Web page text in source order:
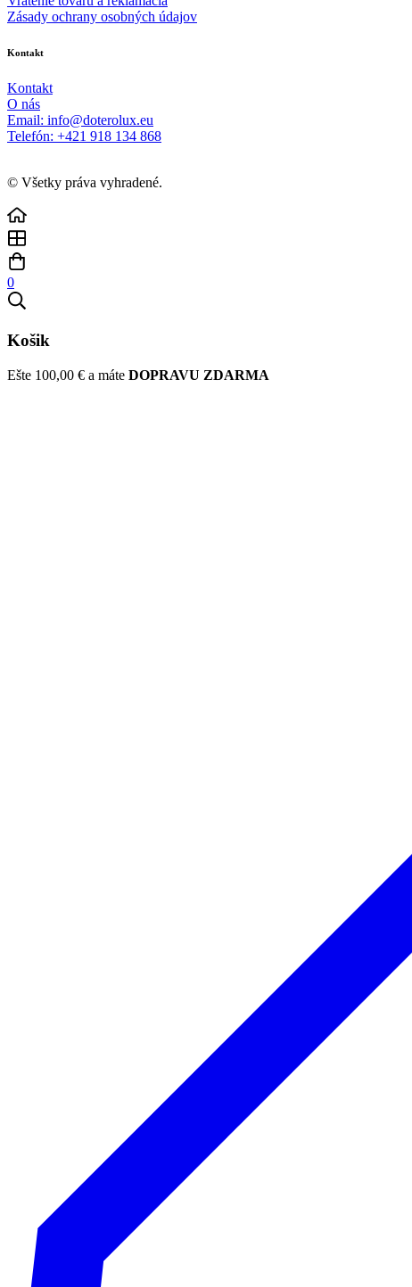
Zásady ochrany osobných údajov
Kontakt
Kontakt
O nás
Email: info@doterolux.eu
Telefón: +421 918 134 868
© Všetky práva vyhradené.
0
Košik
Ešte 100,00 € a máte DOPRAVU ZDARMA